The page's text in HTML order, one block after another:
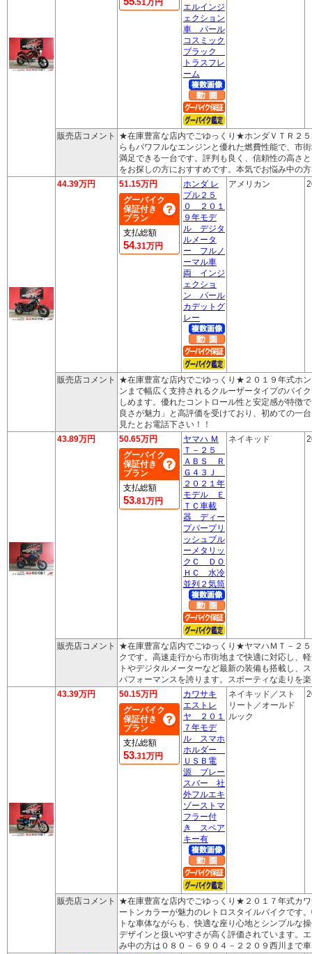
.51万円
エルインジ
ェクション
車 パール
コスミック
ブラック
トラスフレ
ーム
販売店コメント
★在庫豊富な店内でごゆっくり★ホンダＶＴＲ２
らもパワフルなエンジンと優れた燃費性能で、市
満足できる一台です。評判も良く、信頼性の高さ
をお探しの方におすすめです。本気でお悩み中の
44.39万円
51.15万円
グーバイク
保証付き
プラン
支払総額
54.31万円
ホンダ レ
ブル２５
０ ２０１
９年モデ
ル デジタ
ルメータ
ー フルノ
ーマル車
両 インジ
ェクショ
ン パール
カデットグ
レー
アメリカン
販売店コメント
★在庫豊富な店内でごゆっくり★２０１９年式ホ
ンまで幅広く支持されるクルーザータイプのバイ
しめます。優れたコントロール性と安定感が特徴
良さが魅力」と高評価を受けており、初めての一
見たとお電話下さい！！
43.89万円
50.65万円
グーバイク
保証付き
プラン
支払総額
53.81万円
ヤマハ Ｍ
Ｔ－２５
ＡＢＳ Ｒ
Ｇ４３Ｊ
２０２１年
モデル Ｅ
ＴＣ車載
器 ディー
プパープリ
ッシュブル
ーメタリッ
クＣ ＤＯ
ＨＣ 水冷
並列２気筒
ネイキッド
販売店コメント
★在庫豊富な店内でごゆっくり★ヤマハＭＴ－２
クです。高速走行から市街地まで快適に対応し、
トやデジタルメーターなど最新の装備も搭載し、
パフォーマンスを誇ります。スポーティな走りを
43.39万円
50.15万円
グーバイク
保証付き
プラン
支払総額
53.31万円
カワサキ
エストレ
ヤ ２０１
７年モデ
ル スマホ
ホルダー
ＵＳＢ電
源 ブレー
スバー 社
外フルエキ
ゾーストマ
フラー付
き スペア
キー有
ネイキッド／スト
リート／オールド
ルック
販売店コメント
★在庫豊富な店内でごゆっくり★２０１７年式カ
ートンカラーが魅力のレトロスタイルバイクです
トな車体ながらも、快適な座り心地とシンプルな
デザインと扱いやすさが高く評価されています。
み中の方は０８０－６９０４－２２０９西川まで